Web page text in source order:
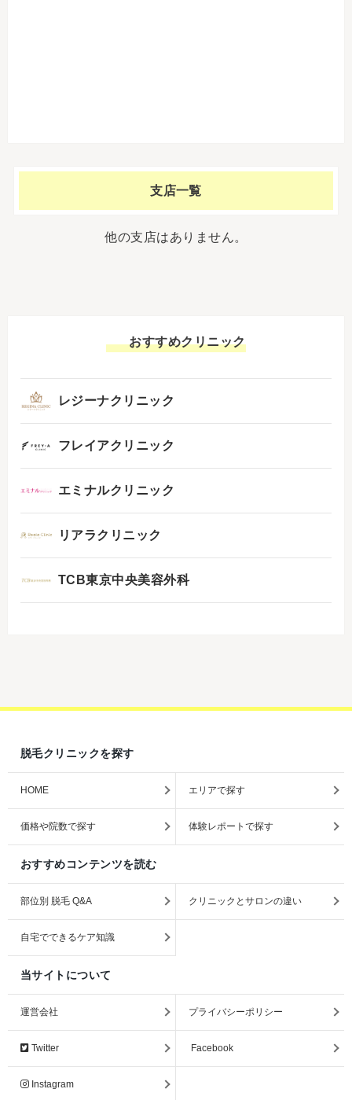
支店一覧
他の支店はありません。
おすすめクリニック
レジーナクリニック
フレイアクリニック
エミナルクリニック
リアラクリニック
TCB東京中央美容外科
脱毛クリニックを探す
HOME エリアで探す
価格や院数で探す 体験レポートで探す
おすすめコンテンツを読む
部位別 脱毛 Q&A クリニックとサロンの違い
自宅でできるケア知識
当サイトについて
運営会社 プライバシーポリシー
Twitter Facebook
Instagram